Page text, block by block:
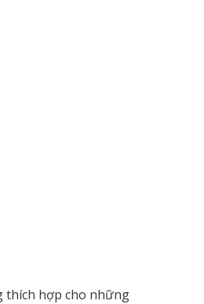
thích hợp cho những